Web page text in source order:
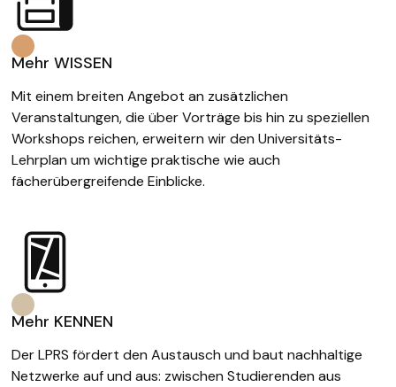
Mehr WISSEN
Mit einem breiten Angebot an zusätzlichen
Veranstaltungen, die über Vorträge bis hin zu speziellen
Workshops reichen, erweitern wir den Universitäts-
Lehrplan um wichtige praktische wie auch
fächerübergreifende Einblicke.
Mehr KENNEN
Der LPRS fördert den Austausch und baut nachhaltige
Netzwerke auf und aus: zwischen Studierenden aus